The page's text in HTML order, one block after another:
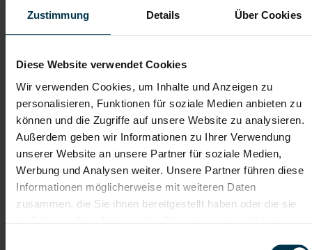
Zustimmung Details Über Cookies
Diese Website verwendet Cookies
Wir verwenden Cookies, um Inhalte und Anzeigen zu
personalisieren, Funktionen für soziale Medien anbieten zu
können und die Zugriffe auf unsere Website zu analysieren.
Außerdem geben wir Informationen zu Ihrer Verwendung
unserer Website an unsere Partner für soziale Medien,
Werbung und Analysen weiter. Unsere Partner führen diese
Informationen möglicherweise mit weiteren Daten
zusammen, die Sie ihnen bereitgestellt haben oder die sie
CNC- Dreher in Hart bei Graz Vollzeit (m/w/d)
ab EUR 2.948,85
Vollzeit
Hart bei Graz